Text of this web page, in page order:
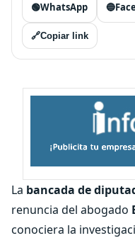
🟢WhatsApp 🔵
🔗Copiar link
La bancada de
renuncia del abogado
conociera la